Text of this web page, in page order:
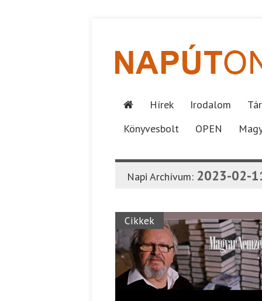
Hírek Irodalom
Könyvesbolt
OPEN
Napi Archívum: 2023-02-
Cikkek